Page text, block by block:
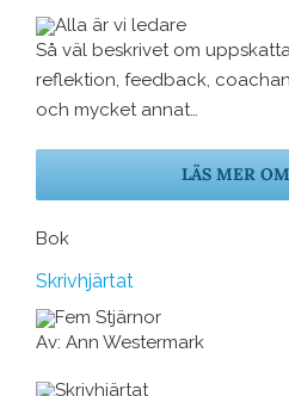
Så väl beskrivet om
reflektion, feedback,
och mycket annat…
LÄS MER
Bok
Skrivhjärtat
Av: Ann Westermark